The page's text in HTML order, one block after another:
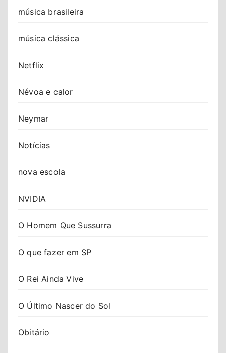
música brasileira
música clássica
Netflix
Névoa e calor
Neymar
Notícias
nova escola
NVIDIA
O Homem Que Sussurra
O que fazer em SP
O Rei Ainda Vive
O Último Nascer do Sol
Obitário